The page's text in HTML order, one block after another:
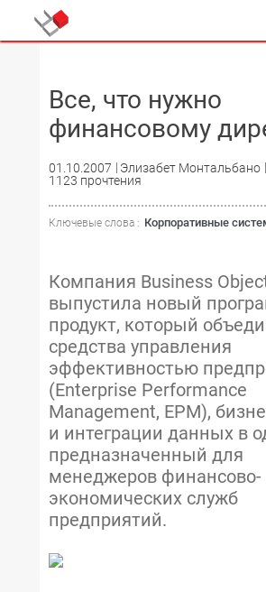
Все, что нужно
финансовому
01.10.2007
Элизабет Монтальбано
1123 прочтения
Ключевые слова : Корпоративные
Компания Business
выпустила новый
продукт, который
средства управления
эффективностью
(Enterprise Performance
Management, EPM),
и интеграции данных в
предназначенный для
менеджеров финансово-
экономических служб
предприятий.